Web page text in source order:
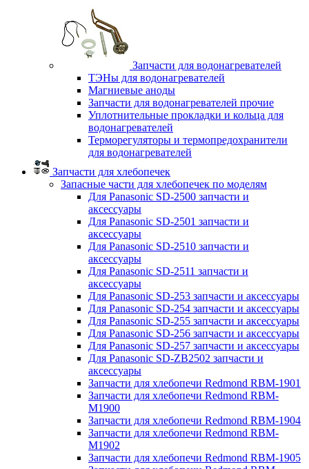
Запчасти для водонагревателей
ТЭНы для водонагревателей
Магниевые аноды
Запчасти для водонагревателей прочие
Уплотнительные прокладки и кольца для
водонагревателей
Терморегуляторы и термопредохранители
для водонагревателей
Запчасти для хлебопечек
Запасные части для хлебопечек по моделям
Для Panasonic SD-2500 запчасти и
аксессуары
Для Panasonic SD-2501 запчасти и
аксессуары
Для Panasonic SD-2510 запчасти и
аксессуары
Для Panasonic SD-2511 запчасти и
аксессуары
Для Panasonic SD-253 запчасти и аксессуары
Для Panasonic SD-254 запчасти и аксессуары
Для Panasonic SD-255 запчасти и аксессуары
Для Panasonic SD-256 запчасти и аксессуары
Для Panasonic SD-257 запчасти и аксессуары
Для Panasonic SD-ZB2502 запчасти и
аксессуары
Запчасти для хлебопечи Redmond RBM-1901
Запчасти для хлебопечи Redmond RBM-
M1900
Запчасти для хлебопечи Redmond RBM-1904
Запчасти для хлебопечи Redmond RBM-
M1902
Запчасти для хлебопечи Redmond RBM-1905